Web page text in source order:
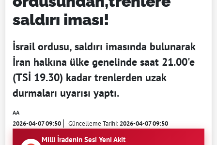
saldırı iması!
İsrail ordusu, saldırı imasında bulunarak
İran halkına ülke genelinde saat 21.00'e
(TSİ 19.30) kadar trenlerden uzak
durmaları uyarısı yaptı.
AA
2026-04-07 09:50 Güncelleme Tarihi:2026-04-07 09:50
Milli İradenin Sesi Yeni Akit